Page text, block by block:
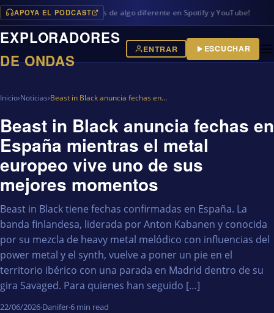
APOYA EL PODCAST
en iVoox, además de algo diferente en Spotify y YouTube!
EXPLORADORES
DE ONDAS
ENTRAR ESCUCHAR
Inicio›Noticias›Beast in Black anuncia fechas en…
Beast in Black anuncia fechas en
España mientras el metal
europeo vive uno de sus
mejores momentos
Beast in Black tiene fechas confirmadas en España. La
banda finlandesa, liderada por Anton Kabanen y conocida
por su mezcla de heavy metal melódico con influencias del
power metal y el synth, vuelve a poner un pie en el
territorio ibérico con una parada en Madrid dentro de su
gira Savaged. Para quienes han seguido […]
22/06/2026·Danifer·6 min read